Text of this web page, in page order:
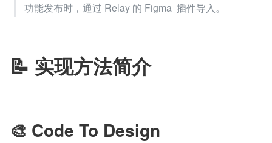
功能发布时，通过 Relay 的 Figma  插件导入。
📝 实现方法简介
🎨 Code To Design